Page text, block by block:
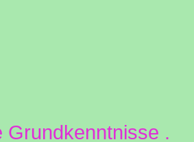
Grundkenntnisse .